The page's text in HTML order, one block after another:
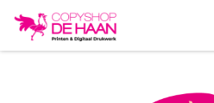
to
Content